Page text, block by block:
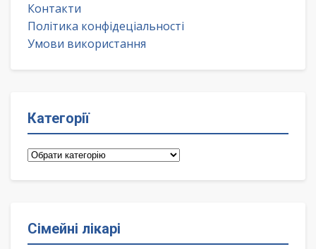
Контакти
Політика конфідеціальності
Умови використання
Категорії
Категорії
Сімейні лікарі